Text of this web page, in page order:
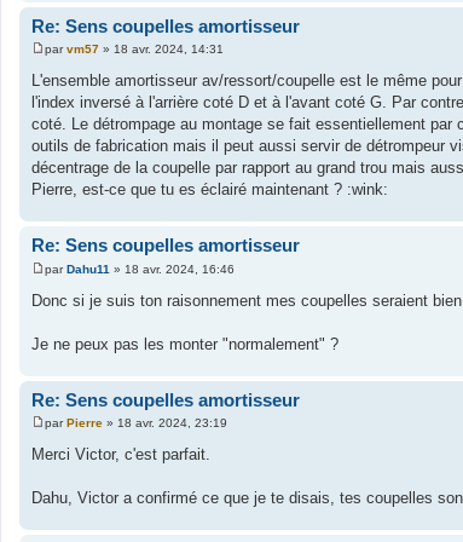
Re: Sens coupelles amortisseur
M
s
s
a
g
e
parvm57 » 18 avr. 2024, 14:31
L'ensemble amortisseur av/ressort/coupelle est le même
l'index inversé à l'arrière coté D et à l'avant coté G. Par
coté. Le détrompage au montage se fait essentiellement
outils de fabrication mais il peut aussi servir de détrompeur
décentrage de la coupelle par rapport au grand trou mais
Pierre, est-ce que tu es éclairé maintenant ? :wink:
Re: Sens coupelles amortisseur
M
s
g
parDahu11 » 18 avr. 2024, 16:46
Donc si je suis ton raisonnement mes coupelles seraient
Je ne peux pas les monter "normalement" ?
Re: Sens coupelles amortisseur
M
s
g
parPierre » 18 avr. 2024, 23:19
Merci Victor, c'est parfait.
Dahu, Victor a confirmé ce que je te disais, tes coupelles